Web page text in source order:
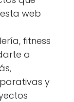
web
fitness
a
y